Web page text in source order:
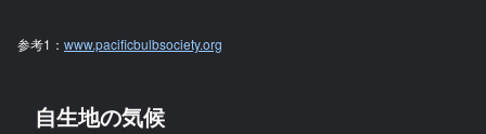
参考1： www.pacificbulbsociety.org
自生地の気候